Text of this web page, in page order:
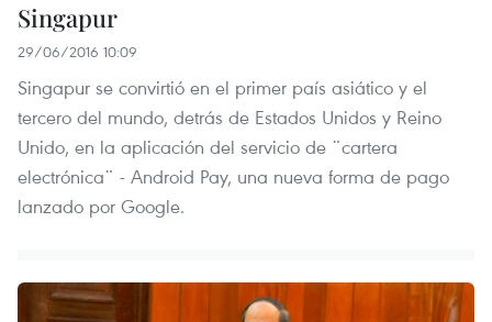
Singapur
29/06/2016 10:09
Singapur se convirtió en el primer país asiático y el
tercero del mundo, detrás de Estados Unidos y Reino
Unido, en la aplicación del servicio de ¨cartera
electrónica¨ - Android Pay, una nueva forma de pago
lanzado por Google.